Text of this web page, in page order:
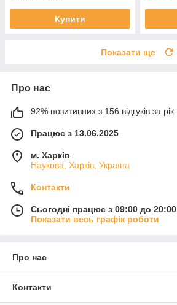
Купити
Показати ще
Про нас
92% позитивних з 156 відгуків за рік
Працює з 13.06.2025
м. Харків
Наукова, Харків, Україна
Контакти
Сьогодні працює з 09:00 до 20:00
Показати весь графік роботи
Про нас
Контакти